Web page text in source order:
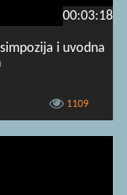
00:03:18
i uvodna
1109